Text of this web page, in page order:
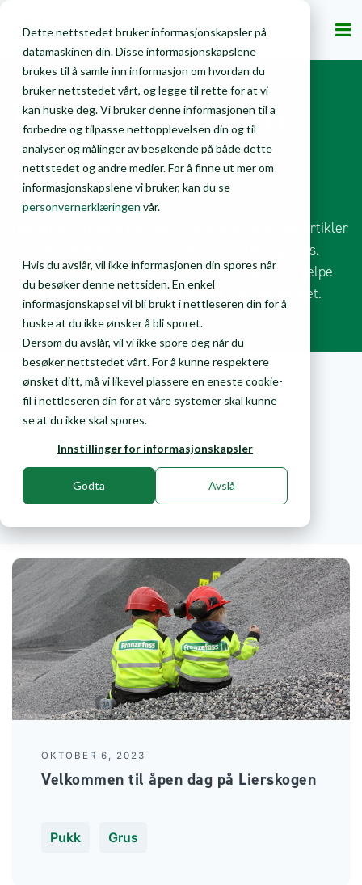
Dette nettstedet bruker informasjonskapsler på
datamaskinen din. Disse informasjonskapslene
brukes til å samle inn informasjon om hvordan du
bruker nettstedet vårt, og legge til rette for at vi
kan huske deg. Vi bruker denne informasjonen til a
forbedre og tilpasse nettopplevelsen din og til
analyser og målinger av besøkende på både dette
nettstedet og andre medier. For å finne ut mer om
informasjonskapslene vi bruker, kan du se
personvernerklæringen vår.
Hvis du avslår, vil ikke informasjonen din spores når
du besøker denne nettsiden. En enkel
informasjonskapsel vil bli brukt i nettleseren din for å
huske at du ikke ønsker å bli sporet.
Dersom du avslår, vil vi ikke spore deg når du
besøker nettstedet vårt. For å kunne respektere
ønsket ditt, må vi likevel plassere en eneste cookie-
fil i nettleseren din for at våre systemer skal kunne
se at du ikke skal spores.
Innstillinger for informasjonskapsler
Godta Avslå
Privat Bedrift
Faginnlegg om
grus
Her finner du siste nytt om Franzefoss, samt fagartikler
om avfallshåndtering og gjenvinning, pukk og grus.
Målet er å besvare spørsmål, gi inspirasjon og hjelpe
deg å følge lover og regler for å ta vare på miljøet.
Dette skriver vi om
Miljø og bærekraft
OKTOBER 6, 2023
Velkommen til åpen dag på Lierskogen
Pukk Grus